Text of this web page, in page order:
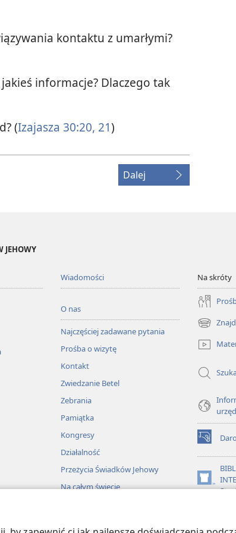
kontaktu z umarłymi?
informacje? Dlaczego tak
(Izajasza 30:20, 21)
Dalej
JEHOWY
Wiadomości
O nas
Najczęściej zadawane pytania
Prośba o wizytę
Kontakt
Zwiedzanie Betel
Zebrania
Pamiątka
Kongresy
Działalność
Przeżycia Świadków Jehowy
Na całym świecie
Na skróty
(opens
new
window)
(opens
new
window)
(opens